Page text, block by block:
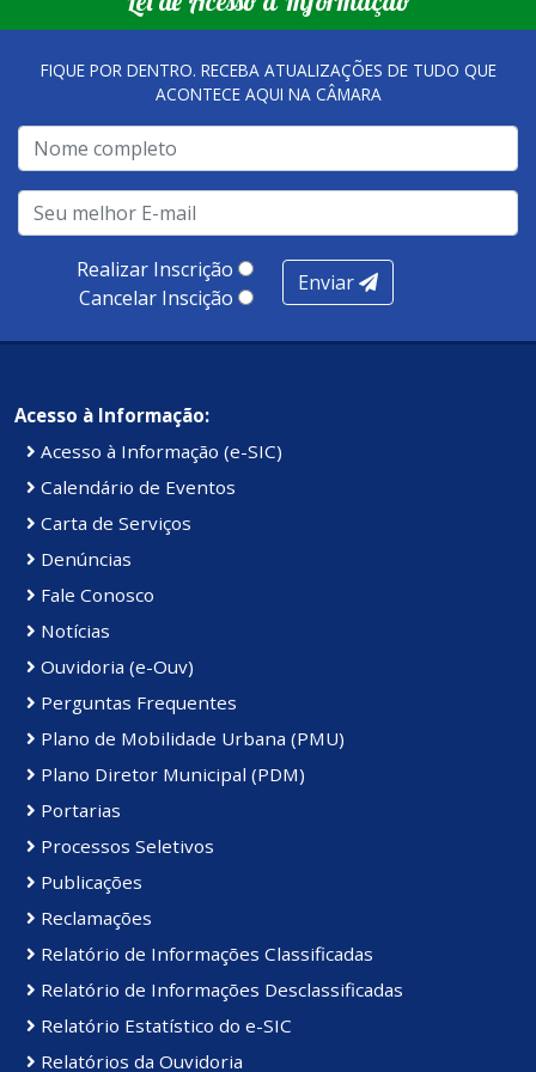
qualidade dos atendimentos prestados nesses espaços.
A metodologia de avaliação se concentra em 7 pilares:
qualidade no atendimento remoto, gestão, oferta /
realização de soluções, ambiente de negócios,
infraestrutura, presença digital e cobertura e
produtividade. Somados, todos as categorias totalizam
Kennedy.
FIQUE POR DENTRO. RECEBA ATUALIZAÇÕES DE TUDO QUE
ACONTECE AQUI NA CÂMARA
Realizar Inscrição
Cancelar Inscição
Enviar
Acesso à Informação:
Acesso à Informação (e-SIC)
Calendário de Eventos
Carta de Serviços
Denúncias
Fale Conosco
Notícias
Ouvidoria (e-Ouv)
Perguntas Frequentes
Plano de Mobilidade Urbana (PMU)
Plano Diretor Municipal (PDM)
Portarias
Processos Seletivos
Publicações
Reclamações
Relatório de Informações Classificadas
Relatório de Informações Desclassificadas
Relatório Estatístico do e-SIC
Relatórios da Ouvidoria